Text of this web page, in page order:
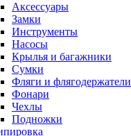
Аксессуары
Замки
Инструменты
Насосы
Крылья и багажники
Сумки
Фляги и флягодержатели
Фонари
Чехлы
Подножки